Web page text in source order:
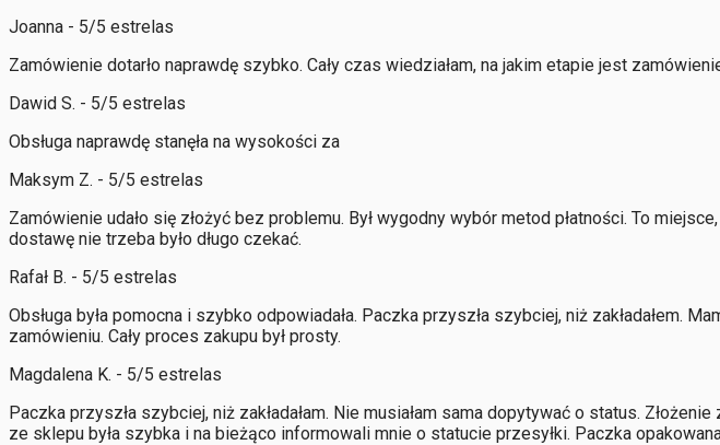
Joanna - 5/5 estrelas
Zamówienie dotarło naprawdę szybko. Cały czas wiedziałam, na jakim etapie jest
Dawid S. - 5/5 estrelas
Obsługa naprawdę stanęła na wysokości za
Maksym Z. - 5/5 estrelas
Zamówienie udało się złożyć bez problemu. Był wygodny wybór metod płatności. To
dostawę nie trzeba było długo czekać.
Rafał B. - 5/5 estrelas
Obsługa była pomocna i szybko odpowiadała. Paczka przyszła szybciej, niż zakładałem.
zamówieniu. Cały proces zakupu był prosty.
Magdalena K. - 5/5 estrelas
Paczka przyszła szybciej, niż zakładałam. Nie musiałam sama dopytywać o status.
ze sklepu była szybka i na bieżąco informowali mnie o statucie przesyłki. Paczka